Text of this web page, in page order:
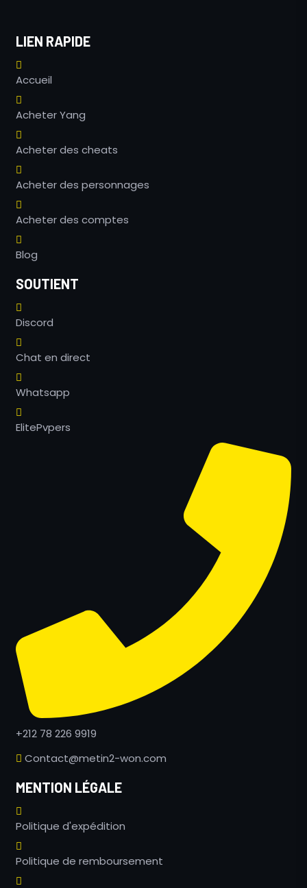
LIEN RAPIDE
Accueil
Acheter Yang
Acheter des cheats
Acheter des personnages
Acheter des comptes
Blog
SOUTIENT
Discord
Chat en direct
Whatsapp
ElitePvpers
+212 78 226 9919
Contact@metin2-won.com
MENTION LÉGALE
Politique d'expédition
Politique de remboursement